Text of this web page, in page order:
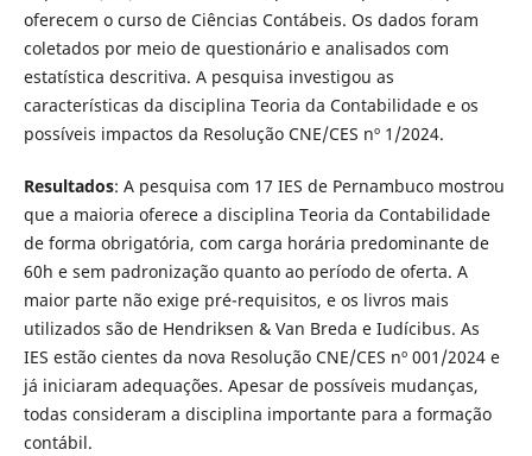
oferecem o curso de Ciências Contábeis. Os dados foram
coletados por meio de questionário e analisados com
estatística descritiva. A pesquisa investigou as
características da disciplina Teoria da Contabilidade e os
possíveis impactos da Resolução CNE/CES nº 1/2024.
Resultados: A pesquisa com 17 IES de Pernambuco mostrou
que a maioria oferece a disciplina Teoria da Contabilidade
de forma obrigatória, com carga horária predominante de
60h e sem padronização quanto ao período de oferta. A
maior parte não exige pré-requisitos, e os livros mais
utilizados são de Hendriksen & Van Breda e Iudícibus. As
IES estão cientes da nova Resolução CNE/CES nº 001/2024 e
já iniciaram adequações. Apesar de possíveis mudanças,
todas consideram a disciplina importante para a formação
contábil.